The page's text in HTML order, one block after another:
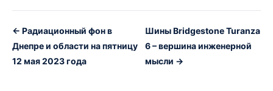
← Радиационный фон в
Днепре и области на пятницу
12 мая 2023 года
Шины Bridgestone Turanza
6 – вершина инженерной
мысли →